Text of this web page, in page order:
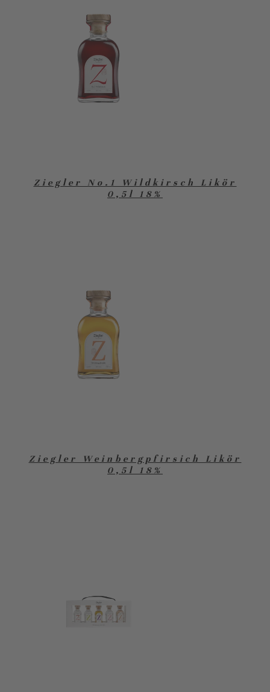
Ziegler No.1 Wildkirsch Likör
0,5l 18%
Ziegler Weinbergpfirsich Likör
0,5l 18%